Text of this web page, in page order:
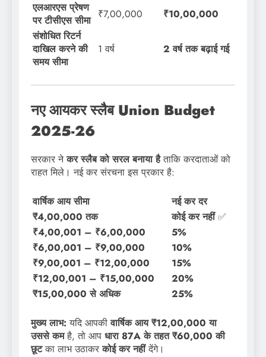
एलआरएस प्रेषण
पर टीसीएस सीमा ₹7,00,000
₹10,00,000
संशोधित रिटर्न
दाखिल करने की
समय सीमा
1 वर्ष 2 वर्ष तक बढ़ाई गई
नए आयकर स्लैब Union Budget
2025-26
सरकार नेकर स्लैब को सरल बनाया हैताकि करदाताओं को
राहत मिले। नई कर संरचना इस प्रकार है:
वार्षिक आय सीमा
नई कर दर
₹4,00,000 तक
कोई कर नहीं✅
₹4,00,001 – ₹6,00,000
5%
₹6,00,001 – ₹9,00,000
10%
₹9,00,001 – ₹12,00,000
15%
₹12,00,001 – ₹15,00,000
20%
₹15,00,000 से अधिक
25%
मुख्य लाभ: यदि आपकीवार्षिक आय ₹12,00,000 या
उससे कमहै, तो आप धारा 87A के तहत ₹60,000 की
छूटका लाभ उठाकरकोई कर नहींदेंगे।